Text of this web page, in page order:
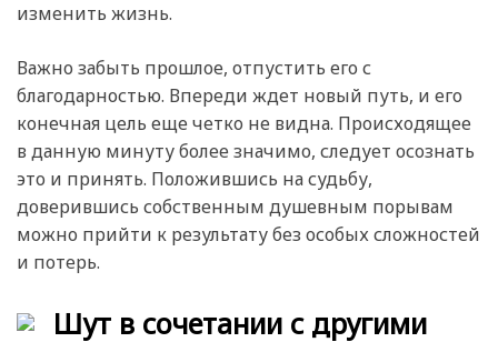
изменить жизнь.
Важно забыть прошлое, отпустить его с
благодарностью. Впереди ждет новый путь, и его
конечная цель еще четко не видна. Происходящее
в данную минуту более значимо, следует осознать
это и принять. Положившись на судьбу,
доверившись собственным душевным порывам
можно прийти к результату без особых сложностей
и потерь.
Шут в сочетании с другими